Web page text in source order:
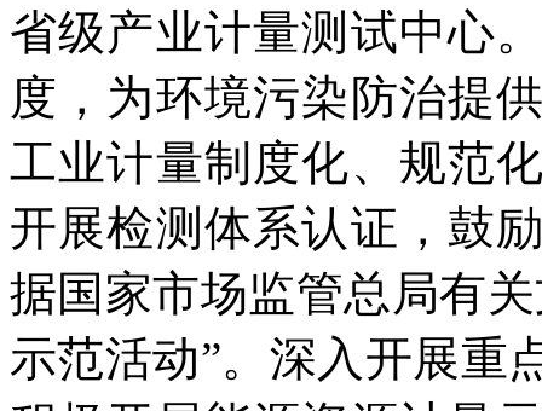
省级产业计量测试中心
度，为环境污染防治提
工业计量制度化、规范
开展检测体系认证，鼓
据国家市场监管总局有
示范活动”。深入开展重